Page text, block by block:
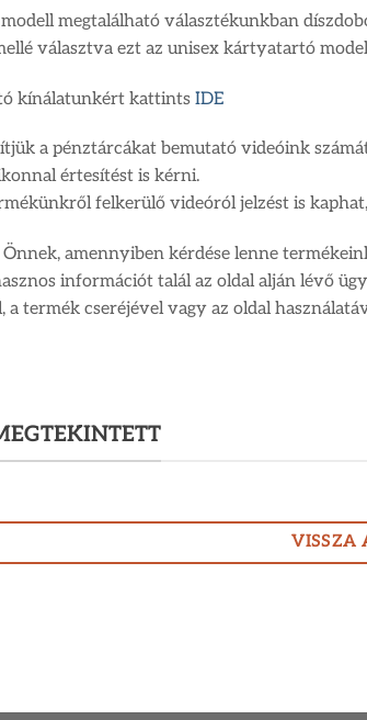
megtalálható választékunkban
választva ezt az unisex kártyatartó
kínálatunkért kattints IDE
a pénztárcákat bemutató videóink
értesítést is kérni.
felkerülő videóról jelzést is
amennyiben kérdése lenne
információt talál az oldal alján lévő
a termék cseréjével vagy az oldal
VISSZA